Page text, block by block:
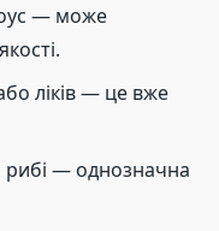
— може
ліків — це вже
рибі — однозначна